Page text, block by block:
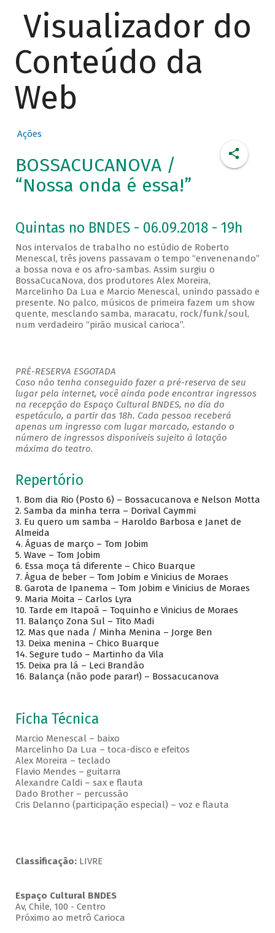
Visualizador do
Conteúdo da
Web
Ações
BOSSACUCANOVA /
“Nossa onda é essa!”
Quintas no BNDES - 06.09.2018 - 19h
Nos intervalos de trabalho no estúdio de Roberto
Menescal, três jovens passavam o tempo “envenenando”
a bossa nova e os afro-sambas. Assim surgiu o
BossaCucaNova, dos produtores Alex Moreira,
Marcelinho Da Lua e Marcio Menescal, unindo passado e
presente. No palco, músicos de primeira fazem um show
quente, mesclando samba, maracatu, rock/funk/soul,
num verdadeiro “pirão musical carioca”.
PRÉ-RESERVA ESGOTADA
Caso não tenha conseguido fazer a pré-reserva de seu
lugar pela internet, você ainda pode encontrar ingressos
na recepção do Espaço Cultural BNDES, no dia do
espetáculo, a partir das 18h. Cada pessoa receberá
apenas um ingresso com lugar marcado, estando o
número de ingressos disponíveis sujeito à lotação
máxima do teatro.
Repertório
1. Bom dia Rio (Posto 6) – Bossacucanova e Nelson Motta
2. Samba da minha terra – Dorival Caymmi
3. Eu quero um samba – Haroldo Barbosa e Janet de
Almeida
4. Águas de março – Tom Jobim
5. Wave – Tom Jobim
6. Essa moça tá diferente – Chico Buarque
7. Água de beber – Tom Jobim e Vinicius de Moraes
8. Garota de Ipanema – Tom Jobim e Vinicius de Moraes
9. Maria Moita – Carlos Lyra
10. Tarde em Itapoã – Toquinho e Vinicius de Moraes
11. Balanço Zona Sul – Tito Madi
12. Mas que nada / Minha Menina – Jorge Ben
13. Deixa menina – Chico Buarque
14. Segure tudo – Martinho da Vila
15. Deixa pra lá – Leci Brandão
16. Balança (não pode parar!) – Bossacucanova
Ficha Técnica
Marcio Menescal – baixo
Marcelinho Da Lua – toca-disco e efeitos
Alex Moreira – teclado
Flavio Mendes – guitarra
Alexandre Caldi – sax e flauta
Dado Brother – percussão
Cris Delanno (participação especial) – voz e flauta
Classificação: LIVRE
Espaço Cultural BNDES
Av, Chile, 100 - Centro
Próximo ao metrô Carioca